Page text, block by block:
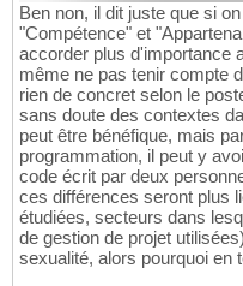
Ben non, il dit juste que si
"Compétence" et
accorder plus d'importance
même ne pas tenir compte
rien de concret selon le
sans doute des contextes
peut être bénéfique, mais
programmation, il peut y
code écrit par deux
ces différences seront plus
étudiées, secteurs dans
de gestion de projet
sexualité, alors pourquoi en